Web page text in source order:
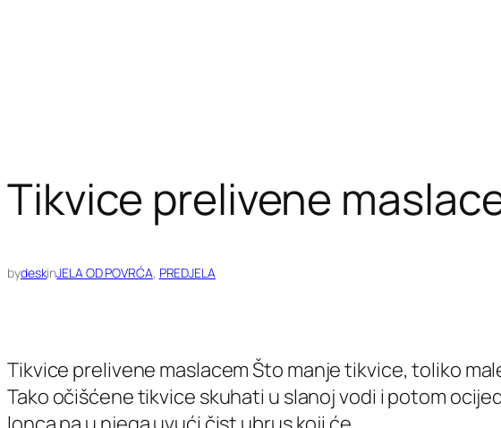
Tikvice prelivene
bydeskinJELA OD POVRĆA, PREDJELA
Tikvice prelivene maslacem Što manje tikvice, toliko
Tako očišćene tikvice skuhati u slanoj vodi i potom